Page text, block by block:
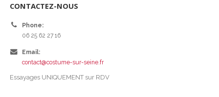
CONTACTEZ-NOUS
Phone:
06 25 62 27 16
Email:
contact@costume-sur-seine.fr
Essayages UNIQUEMENT sur RDV